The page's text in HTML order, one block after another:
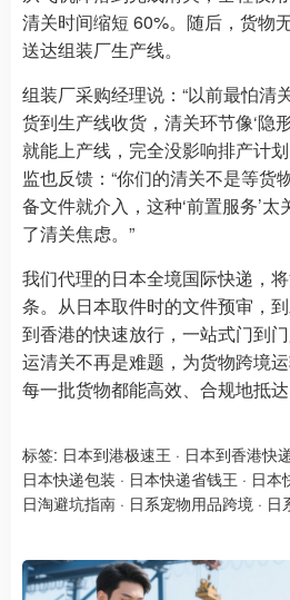
清关时间缩短 60%。随后，货物
送达组装厂生产线。
组装厂采购经理说：“以前最怕清
货到生产线收货，清关环节像‘隐
就能上产线，完全没影响排产计划
监也反馈：“你们的清关不是等货
备文件就介入，这种‘前置服务’
了清关焦虑。”
我们代理的日本全境国际快递，
条。从日本取件时的文件预审，
到香港的快速放行，一站式门到
运清关不再是难题，为货物跨境
每一批货物都能高效、合规地抵达
标签: 日本到港极速王 · 日本到香港快
日本快递包装 · 日本快递省钱王 · 日本
日淘避坑指南 · 日系宠物用品跨境 · 日